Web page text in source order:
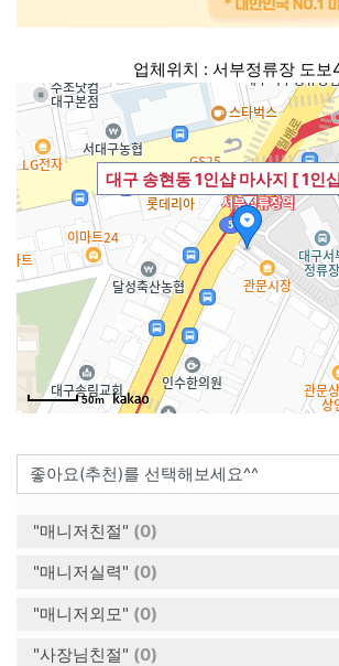
업체위치 : 서부정류장 도보
대구 송현동 1인샵 마사지 [ 1인
50m
"매니저친절" (0)
"매니저실력" (0)
"매니저외모" (0)
"사장님친절" (0)